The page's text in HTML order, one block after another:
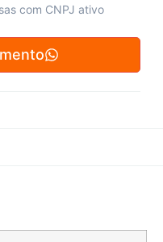
com CNPJ ativo